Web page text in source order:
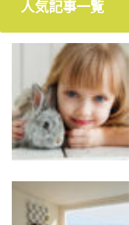
人気記事一覧